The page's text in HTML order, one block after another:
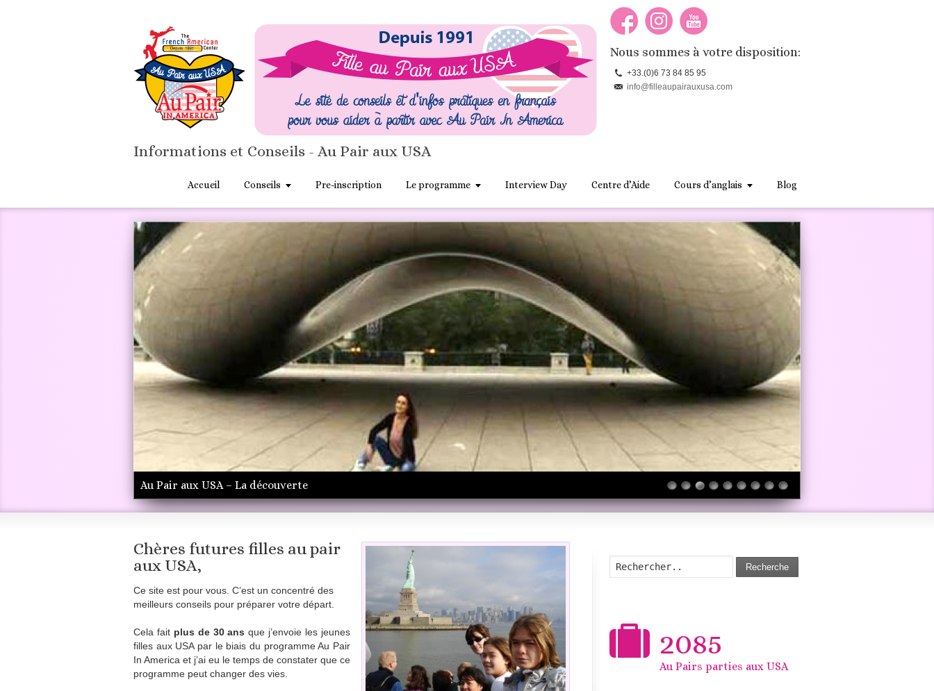
Informations et Conseils - Au Pair aux USA
Nous sommes à votre disposition:
+33.(0)6 73 84 85 95
info@filleaupairauxusa.com
Accueil Conseils Pre-inscription Le programme Interview Day Centre d’Aide Cours d’anglais Blog
Fille au pair aux USA – Niagra Falls
Chères futures filles au pair
aux USA,
Ce site est pour vous. C’est un concentré des
meilleurs conseils pour préparer votre départ.
Cela fait plus de 30 ans que j’envoie les jeunes
filles aux USA par le biais du programme Au Pair
In America et j’ai eu le temps de constater que ce
programme peut changer des vies.
Recherche
2085
Au Pairs parties aux USA